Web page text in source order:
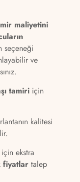
maliyetini
seçeneği
ve
tamiri için
kalitesi
ekstra
fiyatlar talep